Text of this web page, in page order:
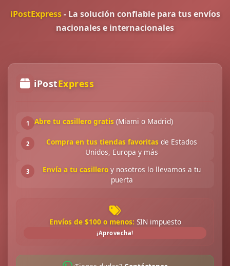
iPostExpress- La solución confiable para tus envíos
nacionales e internacionales
iPostExpress
1 Abre tu casillero gratis (Miami o Madrid)
2 Compra en tus tiendas favoritas de Estados
Unidos, Europa y más
3 Envía a tu casillero y nosotros lo llevamos a tu
puerta
Envíos de $100 o menos: SIN impuesto
¡Aprovecha!